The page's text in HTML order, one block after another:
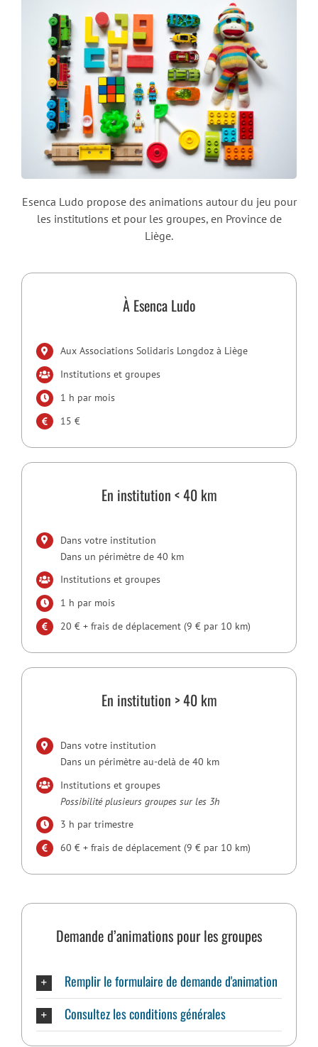
Esenca Ludo propose des animations autour du jeu pour
les institutions et pour les groupes, en Province de
Liège.
À Esenca Ludo
Aux Associations Solidaris Longdoz à Liège
Institutions et groupes
1 h par mois
15 €
En institution < 40 km
Dans votre institution
Dans un périmètre de 40 km
Institutions et groupes
1 h par mois
20 € + frais de déplacement (9 € par 10 km)
En institution > 40 km
Dans votre institution
Dans un périmètre au-delà de 40 km
Institutions et groupes
Possibilité plusieurs groupes sur les 3h
3 h par trimestre
60 € + frais de déplacement (9 € par 10 km)
Demande d’animations pour les groupes
Remplir le formulaire de demande d'animation
Consultez les conditions générales